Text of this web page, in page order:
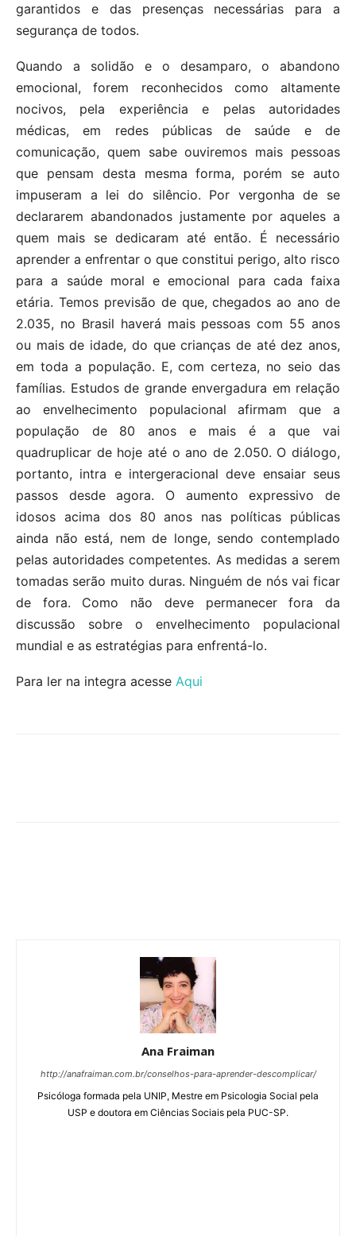
garantidos e das presenças necessárias para a
segurança de todos.
Quando a solidão e o desamparo, o abandono
emocional, forem reconhecidos como altamente
nocivos, pela experiência e pelas autoridades
médicas, em redes públicas de saúde e de
comunicação, quem sabe ouviremos mais pessoas
que pensam desta mesma forma, porém se auto
impuseram a lei do silêncio. Por vergonha de se
declararem abandonados justamente por aqueles a
quem mais se dedicaram até então. É necessário
aprender a enfrentar o que constitui perigo, alto risco
para a saúde moral e emocional para cada faixa
etária. Temos previsão de que, chegados ao ano de
2.035, no Brasil haverá mais pessoas com 55 anos
ou mais de idade, do que crianças de até dez anos,
em toda a população. E, com certeza, no seio das
famílias. Estudos de grande envergadura em relação
ao envelhecimento populacional afirmam que a
população de 80 anos e mais é a que vai
quadruplicar de hoje até o ano de 2.050. O diálogo,
portanto, intra e intergeracional deve ensaiar seus
passos desde agora. O aumento expressivo de
idosos acima dos 80 anos nas políticas públicas
ainda não está, nem de longe, sendo contemplado
pelas autoridades competentes. As medidas a serem
tomadas serão muito duras. Ninguém de nós vai ficar
de fora. Como não deve permanecer fora da
discussão sobre o envelhecimento populacional
mundial e as estratégias para enfrentá-lo.
Para ler na integra acesse Aqui
Ana Fraiman
http://anafraiman.com.br/conselhos-para-aprender-descomplicar/
Psicóloga formada pela UNIP, Mestre em Psicologia Social pela
USP e doutora em Ciências Sociais pela PUC-SP.